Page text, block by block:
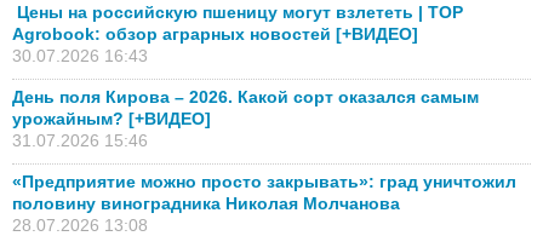
Цены на российскую пшеницу могут взлететь | TOP
Agrobook: обзор аграрных новостей [+ВИДЕО]
30.07.2026 16:43
День поля Кирова – 2026. Какой сорт оказался самым
урожайным? [+ВИДЕО]
31.07.2026 15:46
«Предприятие можно просто закрывать»: град уничтожил
половину виноградника Николая Молчанова
28.07.2026 13:08